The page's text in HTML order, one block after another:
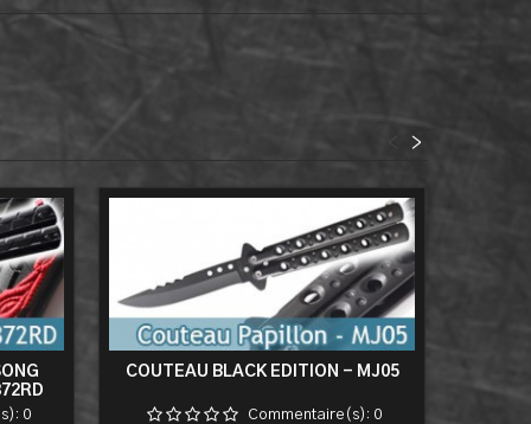
>
0
COUTEAU BLACK EDITION - MJ05
Commentaire(s): 0